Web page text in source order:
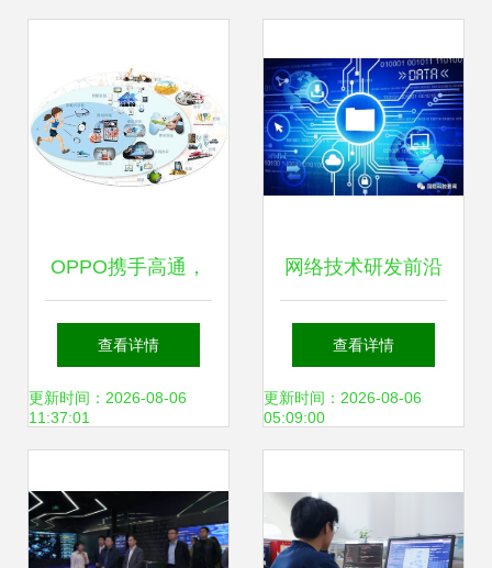
OPPO携手高通，
领航5G时代 加速
移动网络技术革新
查看详情
更新时间：2026-08-06
11:37:01
网络技术研发前沿
分层识别验证与人
工智能在生物环境
查看详情
更新时间：2026-08-06
05:09:00